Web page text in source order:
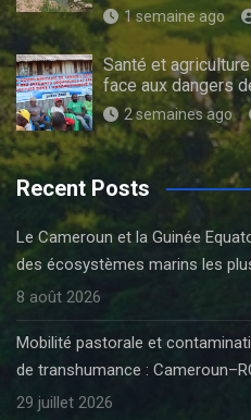
1 semaine ago
Santé et
face aux dangers
2 semaines ago
Recent Posts
Le Cameroun et la Guinée
des écosystèmes marins les
8 août 2026
Mobilité pastorale et
de transhumance :
29 juillet 2026